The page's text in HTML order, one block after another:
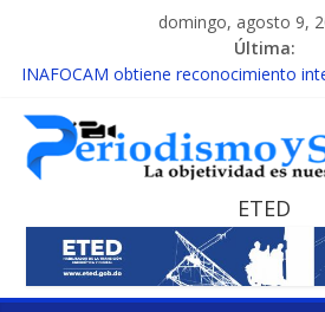
domingo, agosto 9,
Última:
INAFOCAM obtiene reconocimiento
15 de febrero de cada año es Día
cáncer infantil
EL ENFOQUE UNILATERAL DE LA
MESCyT y Universidad Albizu apoyarán
reclusos
MESCyT presenta calendario de
Educación
ETED